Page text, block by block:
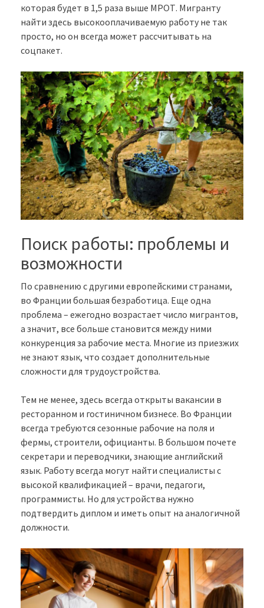
которая будет в 1,5 раза выше МРОТ. Мигранту
найти здесь высокооплачиваемую работу не так
просто, но он всегда может рассчитывать на
соцпакет.
Поиск работы: проблемы и
возможности
По сравнению с другими европейскими странами,
во Франции большая безработица. Еще одна
проблема – ежегодно возрастает число мигрантов,
а значит, все больше становится между ними
конкуренция за рабочие места. Многие из приезжих
не знают язык, что создает дополнительные
сложности для трудоустройства.
Тем не менее, здесь всегда открыты вакансии в
ресторанном и гостиничном бизнесе. Во Франции
всегда требуются сезонные рабочие на поля и
фермы, строители, официанты. В большом почете
секретари и переводчики, знающие английский
язык. Работу всегда могут найти специалисты с
высокой квалификацией – врачи, педагоги,
программисты. Но для устройства нужно
подтвердить диплом и иметь опыт на аналогичной
должности.